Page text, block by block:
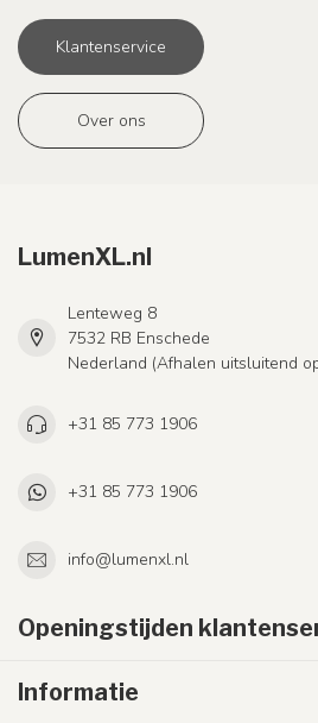
Klantenservice
Over ons
LumenXL.nl
Lenteweg 8
7532 RB Enschede
Nederland (Afhalen uitsluitend
+31 85 773 1906
+31 85 773 1906
info@lumenxl.nl
Openingstijden
Informatie